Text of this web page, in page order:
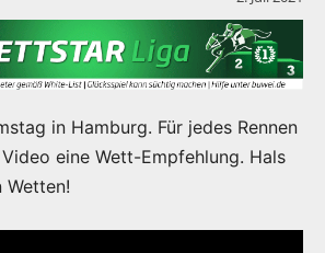
in Hamburg. Für jedes Rennen
eine Wett-Empfehlung. Hals
Wetten!